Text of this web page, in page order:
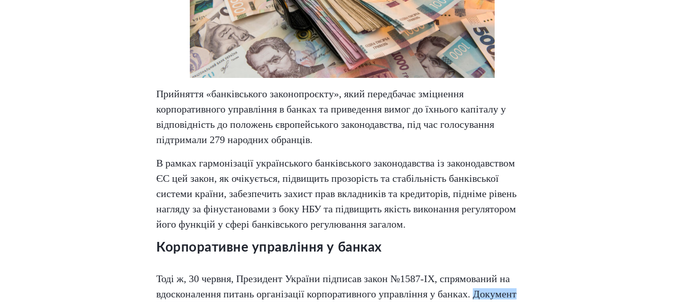
Прийняття «банківського законопроєкту», який передбачає зміцнення
корпоративного управління в банках та приведення вимог до їхнього капіталу у
відповідність до положень європейського законодавства, під час голосування
підтримали 279 народних обранців.
В рамках гармонізації українського банківського законодавства із законодавством
ЄС цей закон, як очікується, підвищить прозорість та стабільність банківської
системи країни, забезпечить захист прав вкладників та кредиторів, підніме рівень
нагляду за фінустановами з боку НБУ та підвищить якість виконання регулятором
його функцій у сфері банківського регулювання загалом.
Корпоративне управління у банках
Тоді ж, 30 червня, Президент України підписав закон №1587-ІХ, спрямований на
вдосконалення питань організації корпоративного управління у банках. Документ